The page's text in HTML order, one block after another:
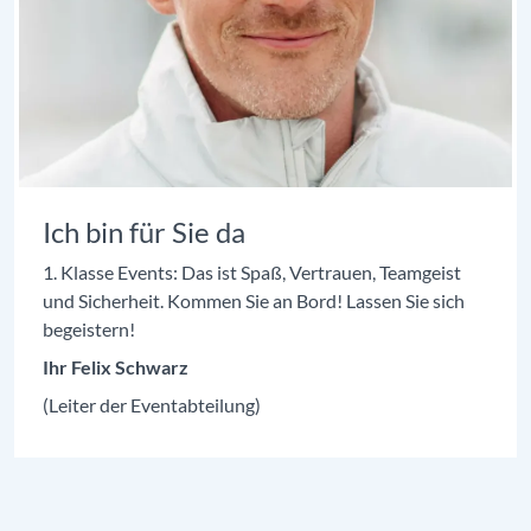
Ich bin für Sie da
1. Klasse Events: Das ist Spaß, Vertrauen, Teamgeist
und Sicherheit. Kommen Sie an Bord! Lassen Sie sich
begeistern!
Ihr Felix Schwarz
(Leiter der Eventabteilung)